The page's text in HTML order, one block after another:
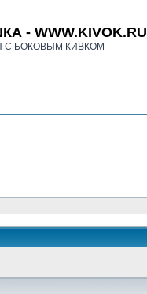
WWW.KIVOK.RU
С БОКОВЫМ КИВКОМ